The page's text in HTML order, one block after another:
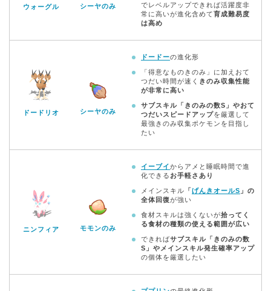
ウォーグル シーヤのみ
でレベルアップできれば活躍度非
常に高いが進化含めて育成難易度
は高め
ドードリオ シーヤのみ
ドードーの進化形
「得意なものきのみ」に加えおて
つだい時間が速く きのみ収集性能
が非常に高い
サブスキル「きのみの数S」やおて
つだいスピードアップを厳選して
最強きのみ収集ポケモンを目指し
たい
ニンフィア モモンのみ
イーブイからアメと睡眠時間で進
化できる お手軽さあり
メインスキル 「げんきオールS 」の
全体回復が強い
食材スキルは強くないが拾ってく
る食材の種類の使える範囲が広い
できればサブスキル「きのみの数
S」やメインスキル発生確率アップ
の個体を厳選したい